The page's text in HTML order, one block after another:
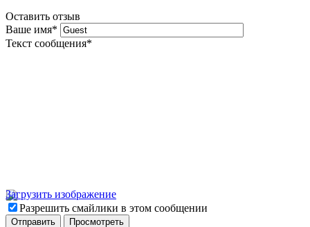
Оставить отзыв
Ваше имя*
Текст сообщения*
Загрузить изображение
Разрешить смайлики в этом сообщении